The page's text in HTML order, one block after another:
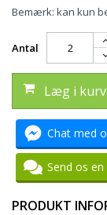
Bemærk: kan kun
Antal
Læg i kurv
Chat med
Send os en
PRODUKT